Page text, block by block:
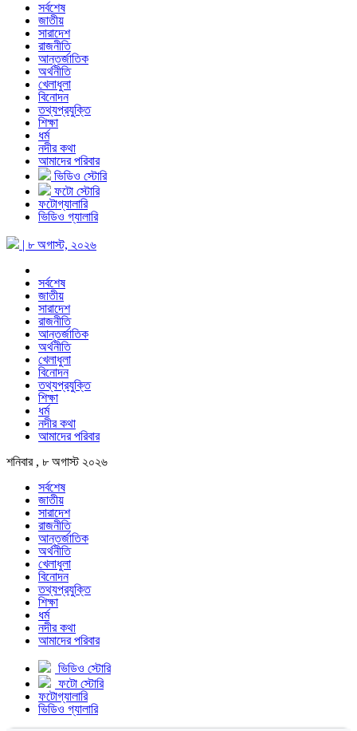
সর্বশেষ
জাতীয়
সারাদেশ
রাজনীতি
আন্তর্জাতিক
অর্থনীতি
খেলাধুলা
বিনোদন
তথ্যপ্রযুক্তি
শিক্ষা
ধর্ম
নদীর কথা
আমাদের পরিবার
ভিডিও স্টোরি
ফটো স্টোরি
ফটোগ্যালারি
ভিডিও গ্যালারি
| ৮ অগাস্ট, ২০২৬
সর্বশেষ
জাতীয়
সারাদেশ
রাজনীতি
আন্তর্জাতিক
অর্থনীতি
খেলাধুলা
বিনোদন
তথ্যপ্রযুক্তি
শিক্ষা
ধর্ম
নদীর কথা
আমাদের পরিবার
শনিবার , ৮ অগাস্ট ২০২৬
সর্বশেষ
জাতীয়
সারাদেশ
রাজনীতি
আন্তর্জাতিক
অর্থনীতি
খেলাধুলা
বিনোদন
তথ্যপ্রযুক্তি
শিক্ষা
ধর্ম
নদীর কথা
আমাদের পরিবার
ভিডিও স্টোরি
ফটো স্টোরি
ফটোগ্যালারি
ভিডিও গ্যালারি